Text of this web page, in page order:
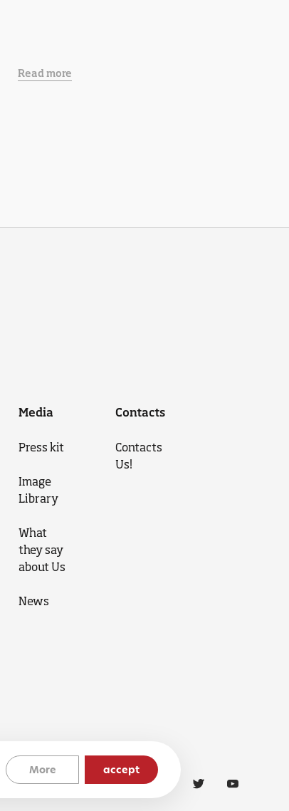
Read more
More accept
Media
Press kit
Image
Library
What
they say
about Us
News
Contacts
Contacts
Us!
Policy